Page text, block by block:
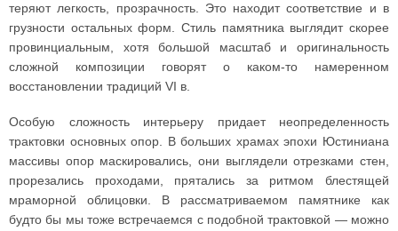
теряют легкость, прозрачность. Это находит соответствие и в
грузности остальных форм. Стиль памятника выглядит скорее
провинциальным, хотя большой масштаб и оригинальность
сложной композиции говорят о каком-то намеренном
восстановлении традиций VI в.
Особую сложность интерьеру придает неопределенность
трактовки основных опор. В больших храмах эпохи Юстиниана
массивы опор маскировались, они выглядели отрезками стен,
прорезались проходами, прятались за ритмом блестящей
мраморной облицовки. В рассматриваемом памятнике как
будто бы мы тоже встречаемся с подобной трактовкой — можно